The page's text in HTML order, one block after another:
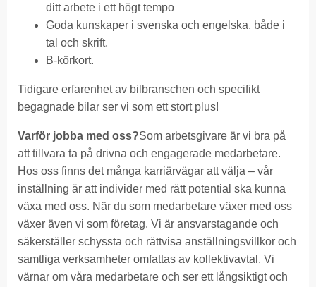
ditt arbete i ett högt tempo
Goda kunskaper i svenska och engelska, både i
tal och skrift.
B-körkort.
Tidigare erfarenhet av bilbranschen och specifikt
begagnade bilar ser vi som ett stort plus!
Varför jobba med oss?Som arbetsgivare är vi bra på
att tillvara ta på drivna och engagerade medarbetare.
Hos oss finns det många karriärvägar att välja – vår
inställning är att individer med rätt potential ska kunna
växa med oss. När du som medarbetare växer med oss
växer även vi som företag. Vi är ansvarstagande och
säkerställer schyssta och rättvisa anställningsvillkor och
samtliga verksamheter omfattas av kollektivavtal. Vi
värnar om våra medarbetare och ser ett långsiktigt och